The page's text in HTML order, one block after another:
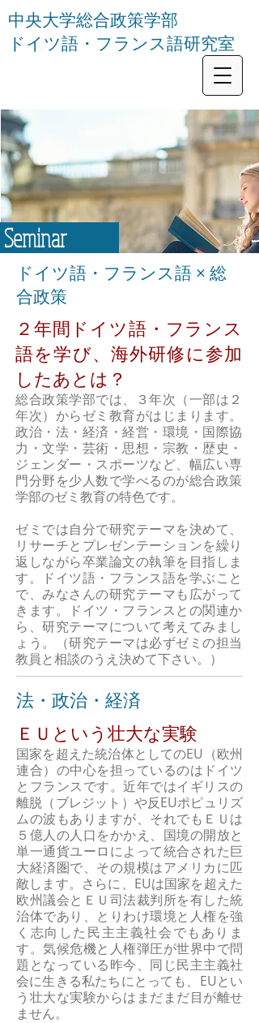
中央大学総合政策学部
ドイツ語・フランス語研究室
Seminar
ドイツ語・フランス語 × 総
合政策
２年間ドイツ語・フランス
語を学び、海外研修に参加
したあとは？
総合政策学部では、３年次（一部は２
年次）からゼミ教育がはじまります。
政治・法・経済・経営・環境・国際協
力・文学・芸術・思想・宗教・歴史・
ジェンダー・スポーツなど、幅広い専
門分野を少人数で学べるのが総合政策
学部のゼミ教育の特色です。
ゼミでは自分で研究テーマを決めて、
リサーチとプレゼンテーションを繰り
返しながら卒業論文の執筆を目指しま
す。ドイツ語・フランス語を学ぶこと
で、みなさんの研究テーマも広がって
きます。ドイツ・フランスとの関連か
ら、研究テーマについて考えてみまし
ょう。（研究テーマは必ずゼミの担当
教員と相談のうえ決めて下さい。）
法・政治・経済
​ＥＵという壮大な実験
国家を超えた統治体としてのEU（欧州
連合）の中心を担っているのはドイツ
とフランスです。近年ではイギリスの
離脱（ブレジット）や反EUポピュリズ
ムの波もありますが、それでもＥＵは
５億人の人口をかかえ、国境の開放と
単一通貨ユーロによって統合された巨
大経済圏で、その規模はアメリカに匹
敵します。さらに、EUは国家を超えた
欧州議会とＥＵ司法裁判所を有した統
治体であり、とりわけ環境と人権を強
く志向した民主主義社会でもありま
す。気候危機と人権弾圧が世界中で問
題となっている昨今、同じ民主主義社
会に生きる私たちにとっても、EUとい
う壮大な実験からはまだまだ目が離せ
ません。